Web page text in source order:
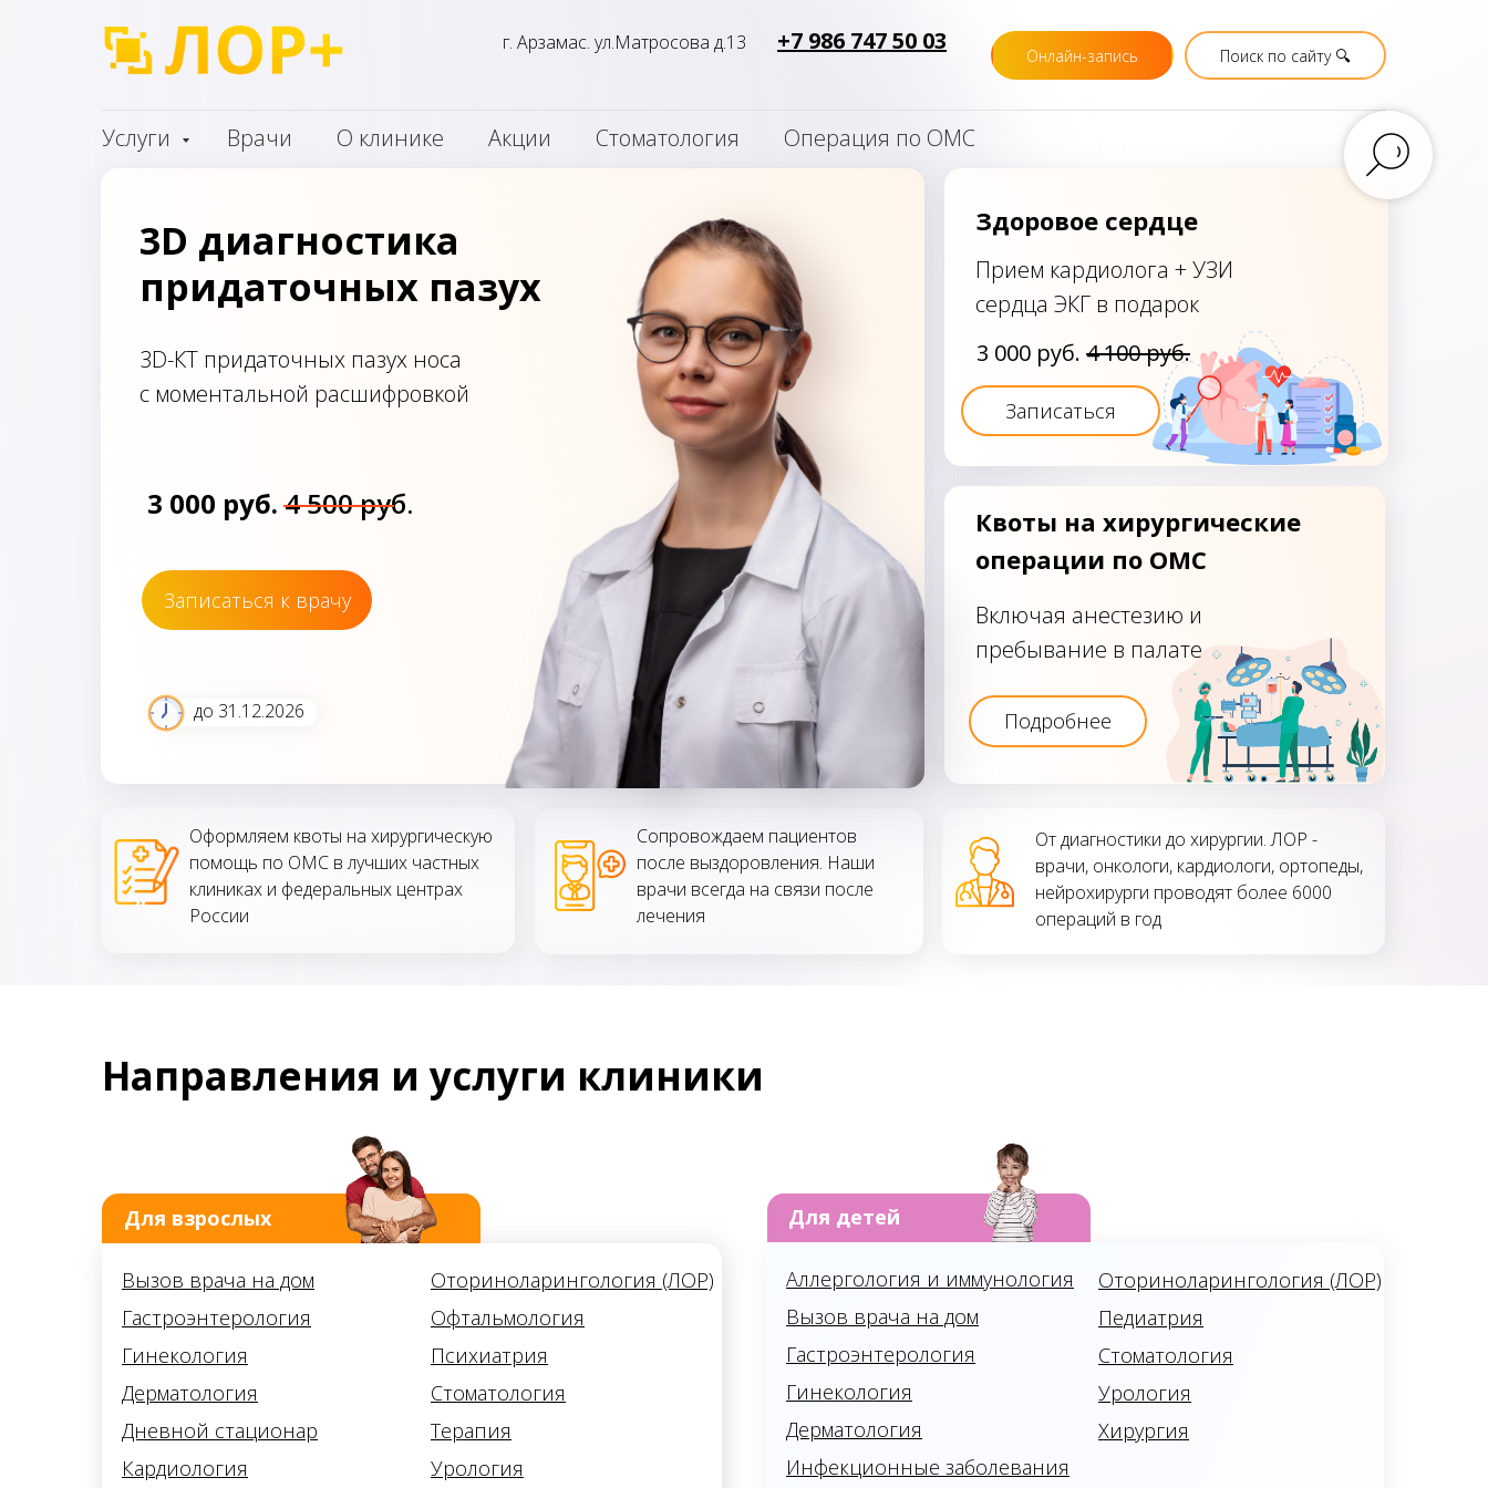
г. Арзамас. ул.Матросова д.13 +7 986 747 50 03 Онлайн-запись Поиск по сайту 🔍️
Услуги Врачи О клинике Акции Стоматология Операция по ОМС
Записаться к врачу
Записаться
Подробнее
От диагностики до хирургии. ЛОР -
врачи, онкологи, кардиологи, ортопеды,
нейрохирурги проводят более 6000
операций в год
Сопровождаем пациентов
после выздоровления. Наши
врачи всегда на связи после
лечения
3D диагностика
придаточных пазух
3 000 руб.4 500 руб.
Оформляем квоты на хирургическую
помощь по ОМС в лучших частных
клиниках и федеральных центрах
России
Здоровое сердце
Прием кардиолога + УЗИ
сердца ЭКГ в подарок
Квоты на хирургические
операции по ОМС
Включая анестезию и
пребывание в палате
3D-КТ придаточных пазух носа
с моментальной расшифровкой
до 31.12.2026
3 000 руб. 4 100 руб.
Направления и услуги клиники
Вызов врача на дом
Гастроэнтерология
Гинекология
Дерматология
Дневной стационар
Кардиология
Оториноларингология (ЛОР)
Офтальмология
Психиатрия
Стоматология
Терапия
Урология
Для взрослых Для детей
Аллергология и иммунология
Вызов врача на дом
Гастроэнтерология
Гинекология
Дерматология
Инфекционные заболевания
Оториноларингология (ЛОР)
Педиатрия
Стоматология
Урология
Хирургия